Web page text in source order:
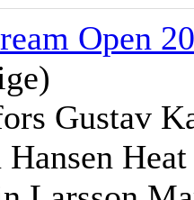
Open
Gustav
Hansen